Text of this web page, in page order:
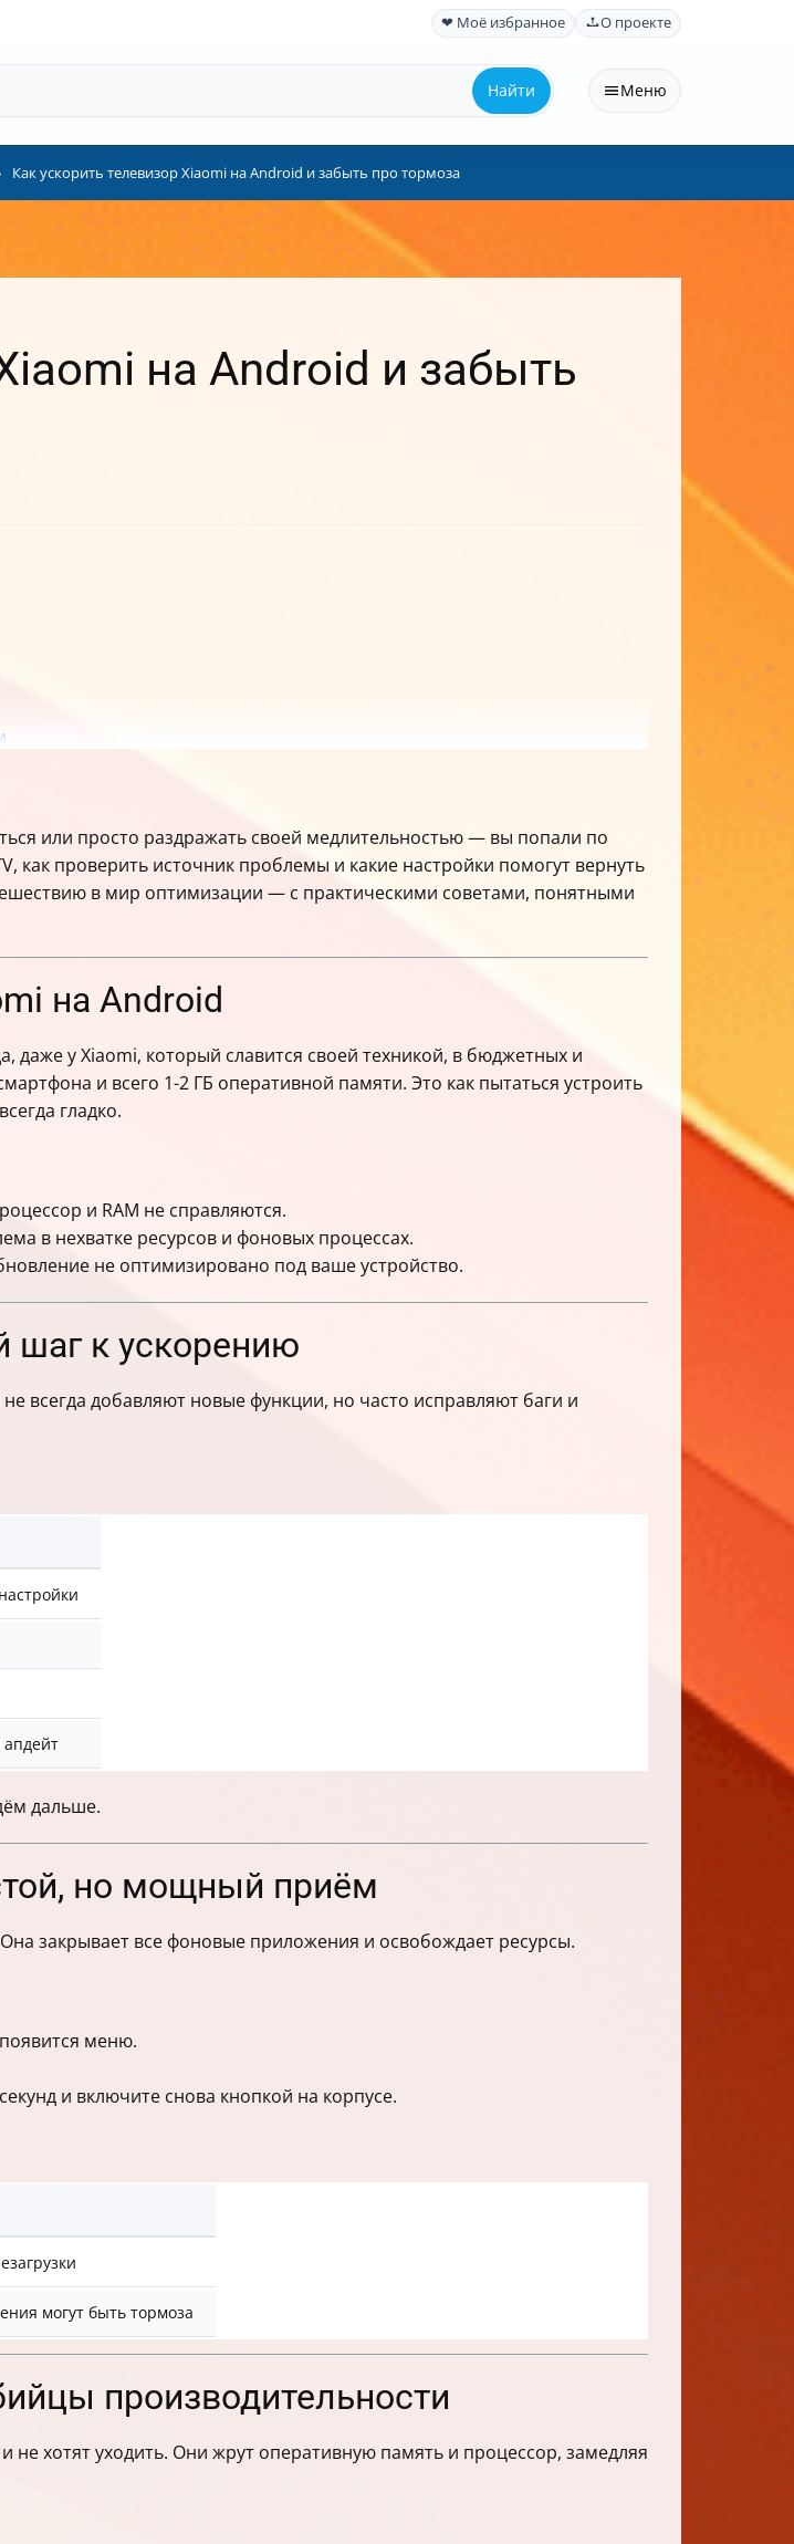
❤ Моё избранное О проекте
Найти Меню
Как ускорить телевизор Xiaomi на Android и забыть про тормоза
на Android и забыть
или просто раздражать своей медлительностью — вы попали по
как проверить источник проблемы и какие настройки помогут вернуть
в мир оптимизации — с практическими советами, понятными
на Android
даже у Xiaomi, который славится своей техникой, в бюджетных и
и всего 1-2 ГБ оперативной памяти. Это как пытаться устроить
гладко.
и RAM не справляются.
в нехватке ресурсов и фоновых процессах.
не оптимизировано под ваше устройство.
шаг к ускорению
всегда добавляют новые функции, но часто исправляют баги и
дальше.
но мощный приём
закрывает все фоновые приложения и освобождает ресурсы.
меню.
и включите снова кнопкой на корпусе.
могут быть тормоза
производительности
хотят уходить. Они жрут оперативную память и процессор, замедляя